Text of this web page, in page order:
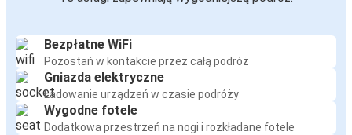
Bezpłatne WiFi
Pozostań w kontakcie przez całą podróż
Gniazda elektryczne
Ładowanie urządzeń w czasie podróży
Wygodne fotele
Dodatkowa przestrzeń na nogi i rozkładane fotele